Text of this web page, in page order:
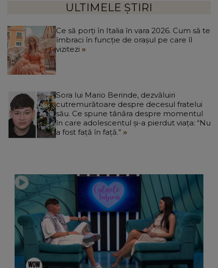
ULTIMELE ȘTIRI
Ce să porți în Italia în vara 2026. Cum să te
îmbraci în funcție de orașul pe care îl
vizitezi
Sora lui Mario Berinde, dezvăluiri
cutremurătoare despre decesul fratelui
său. Ce spune tânăra despre momentul
în care adolescentul și-a pierdut viața: “Nu
a fost față în față.”